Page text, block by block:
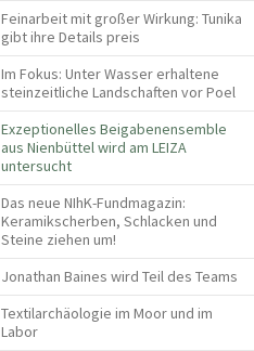
Feinarbeit mit großer Wirkung: Tunika
gibt ihre Details preis
Im Fokus: Unter Wasser erhaltene
steinzeitliche Landschaften vor Poel
Exzeptionelles Beigabenensemble
aus Nienbüttel wird am LEIZA
untersucht(current)
Das neue NIhK-Fundmagazin:
Keramikscherben, Schlacken und
Steine ziehen um!
Jonathan Baines wird Teil des Teams
Textilarchäologie im Moor und im
Labor